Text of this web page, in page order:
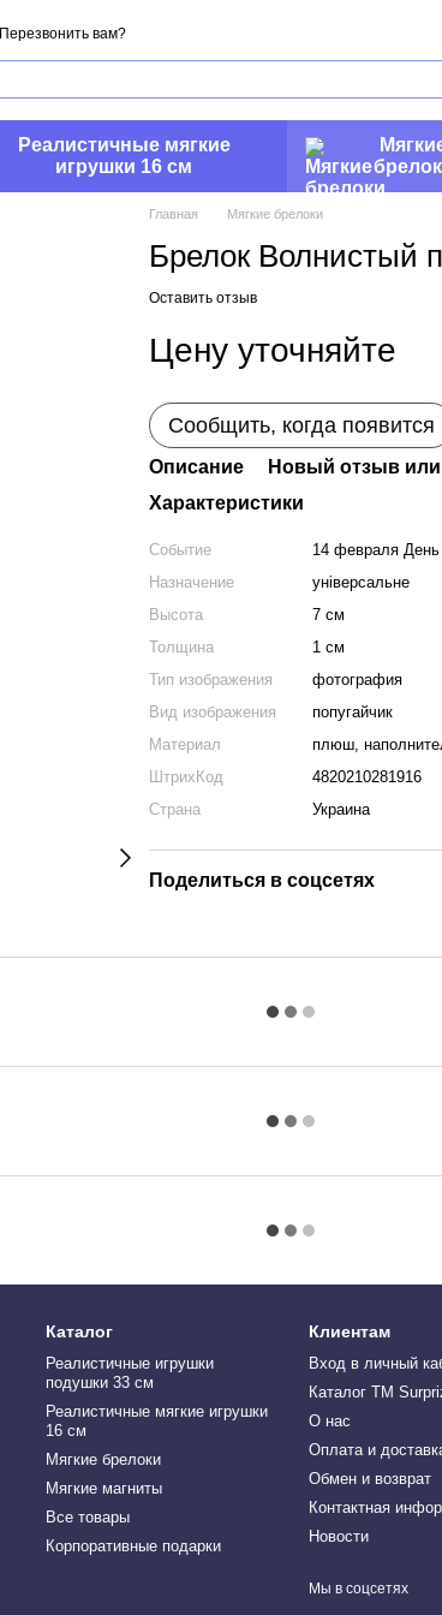
Перезвонить вам?
Реалистичные мягкие
игрушки 16 см
Главная Мягкие брелоки
Брелок Волнистый
Оставить отзыв
Цену уточняйте
Сообщить, когда появится
Описание
Новый отзыв
Характеристики
Событие
14 февраля
Назначение
універсальне
Высота
7 см
Толщина
1 см
Тип изображения
фотография
Вид изображения
попугайчик
Материал
плюш,
ШтрихКод
4820210281916
Страна
Украина
Поделиться в соцсетях
Каталог
Реалистичные игрушки
подушки 33 см
Реалистичные мягкие игрушки
16 см
Мягкие брелоки
Мягкие магниты
Все товары
Корпоративные подарки
Клиентам
Вход в личный
Каталог ТМ
О нас
Оплата и
Обмен и возврат
Контактная
Новости
Мы в соцсетях